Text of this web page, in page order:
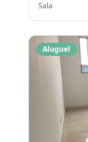
Sala
Aluguel